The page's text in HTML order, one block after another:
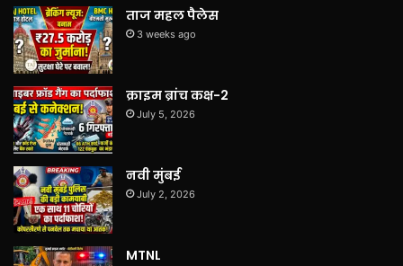
ताज महल पैलेस
3 weeks ago
क्राइम ब्रांच कक्ष-2
July 5, 2026
नवी मुंबई
July 2, 2026
MTNL